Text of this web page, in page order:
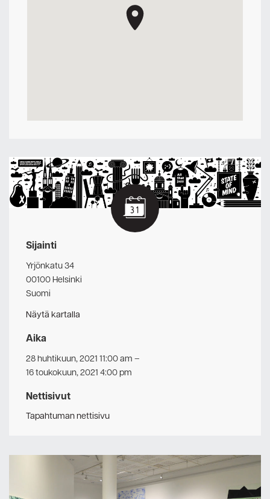
Sijainti
Yrjönkatu 34
00100 Helsinki
Suomi
Näytä kartalla
Aika
28 huhtikuun, 2021 11:00 am –
16 toukokuun, 2021 4:00 pm
Nettisivut
Tapahtuman nettisivu